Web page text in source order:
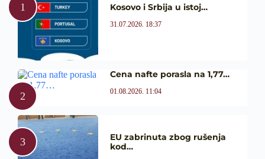
Kosovo i Srbija u istoj…
31.07.2026. 18:37
Cena nafte porasla na 1,77…
01.08.2026. 11:04
EU zabrinuta zbog rušenja
kod…